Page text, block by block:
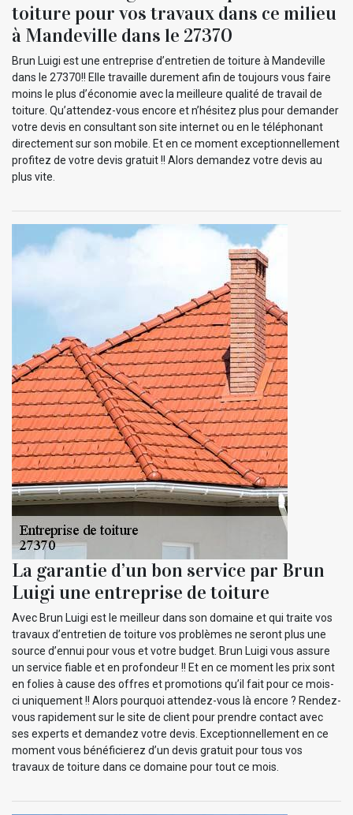
toiture pour vos travaux dans ce milieu
à Mandeville dans le 27370
Brun Luigi est une entreprise d’entretien de toiture à Mandeville
dans le 27370!! Elle travaille durement afin de toujours vous faire
moins le plus d’économie avec la meilleure qualité de travail de
toiture. Qu’attendez-vous encore et n’hésitez plus pour demander
votre devis en consultant son site internet ou en le téléphonant
directement sur son mobile. Et en ce moment exceptionnellement
profitez de votre devis gratuit !! Alors demandez votre devis au
plus vite.
La garantie d’un bon service par Brun
Luigi une entreprise de toiture
Avec Brun Luigi est le meilleur dans son domaine et qui traite vos
travaux d’entretien de toiture vos problèmes ne seront plus une
source d’ennui pour vous et votre budget. Brun Luigi vous assure
un service fiable et en profondeur !! Et en ce moment les prix sont
en folies à cause des offres et promotions qu’il fait pour ce mois-
ci uniquement !! Alors pourquoi attendez-vous là encore ? Rendez-
vous rapidement sur le site de client pour prendre contact avec
ses experts et demandez votre devis. Exceptionnellement en ce
moment vous bénéficierez d’un devis gratuit pour tous vos
travaux de toiture dans ce domaine pour tout ce mois.